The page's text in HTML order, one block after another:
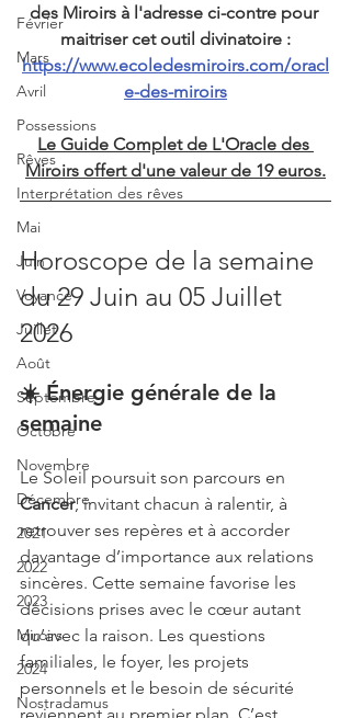
Février
Mars
Avril
Possessions
Rêves
Interprétation des rêves
Mai
Juin
Voyance
Juillet
Août
Septembre
Octobre
Novembre
Décembre
2021
2022
2023
Miroirs
2024
Nostradamus
des Miroirs à l'adresse ci-contre pour
maitriser cet outil divinatoire :
https://www.ecoledesmiroirs.com/oracl
e-des-miroirs
Le Guide Complet de L'Oracle des
Miroirs offert d'une valeur de 19 euros.
Horoscope de la semaine
du 29 Juin au 05 Juillet
2026
☀️ Énergie générale de la
semaine
Le Soleil poursuit son parcours en
Cancer, invitant chacun à ralentir, à
retrouver ses repères et à accorder
davantage d’importance aux relations
sincères. Cette semaine favorise les
décisions prises avec le cœur autant
qu’avec la raison. Les questions
familiales, le foyer, les projets
personnels et le besoin de sécurité